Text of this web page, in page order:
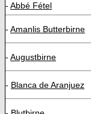
- Abbé Fétel
- Amanlis Butterbirne
- Augustbirne
- Blanca de Aranjuez